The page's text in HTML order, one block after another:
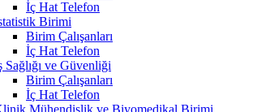
İç Hat Telefon
Birimi
Birim Çalışanları
İç Hat Telefon
Sağlığı ve Güvenliği
Birim Çalışanları
İç Hat Telefon
Mühendislik ve Biyomedikal Birimi